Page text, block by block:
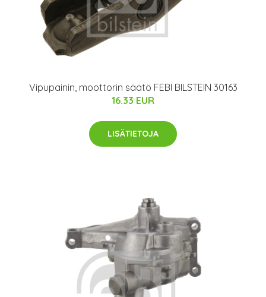
Vipupainin, moottorin säätö FEBI BILSTEIN 30163
16.33 EUR
LISÄTIETOJA